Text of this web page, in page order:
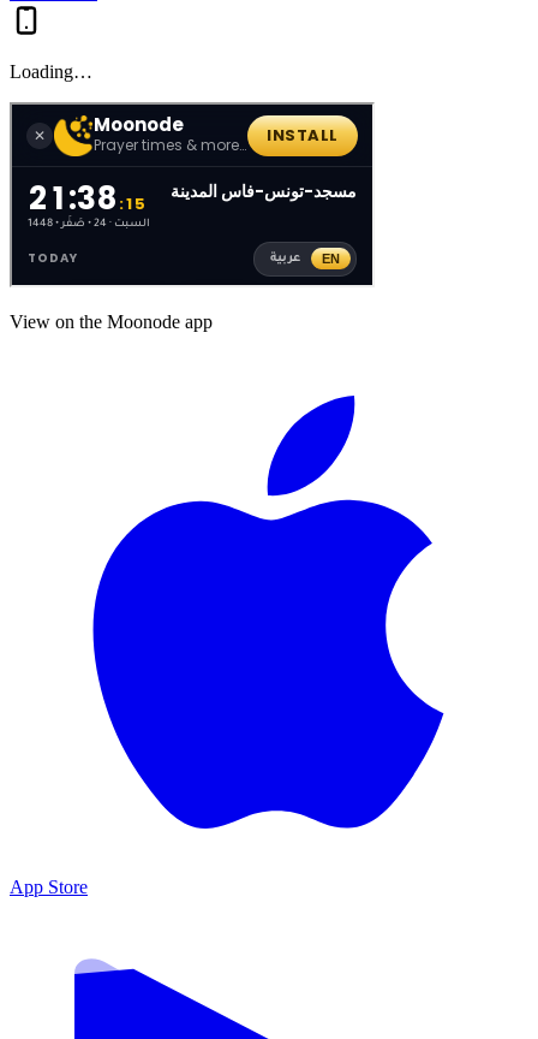
Loading…
View on the Moonode app
App Store